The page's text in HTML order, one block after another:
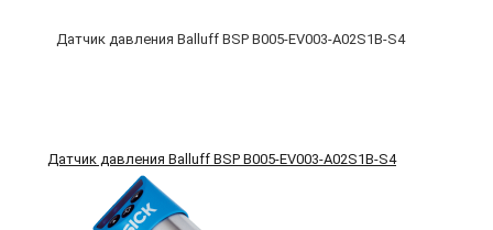
Датчик давления Balluff BSP B005-EV003-A02S1B-S4